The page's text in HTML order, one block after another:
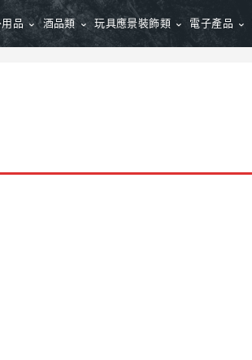
品 酒品類 玩具應景裝飾類 電子產品